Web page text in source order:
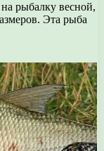
рыбалку весной,
Эта рыба